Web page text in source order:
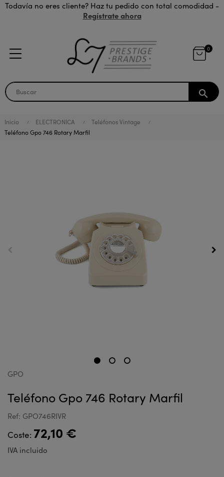
Todavía no eres cliente? Haz tu pedido con total comodidad -
Regístrate ahora
0
search
Inicio ELECTRONICA
Teléfonos Vintage
Teléfono Gpo 746 Rotary Marfil
GPO
Teléfono Gpo 746 Rotary Marfil
Ref: GPO746RIVR
Coste: 72,10 €
IVA incluido